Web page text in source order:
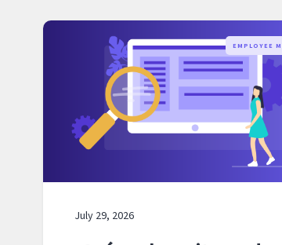
EMPLOYEE
July 29, 2026